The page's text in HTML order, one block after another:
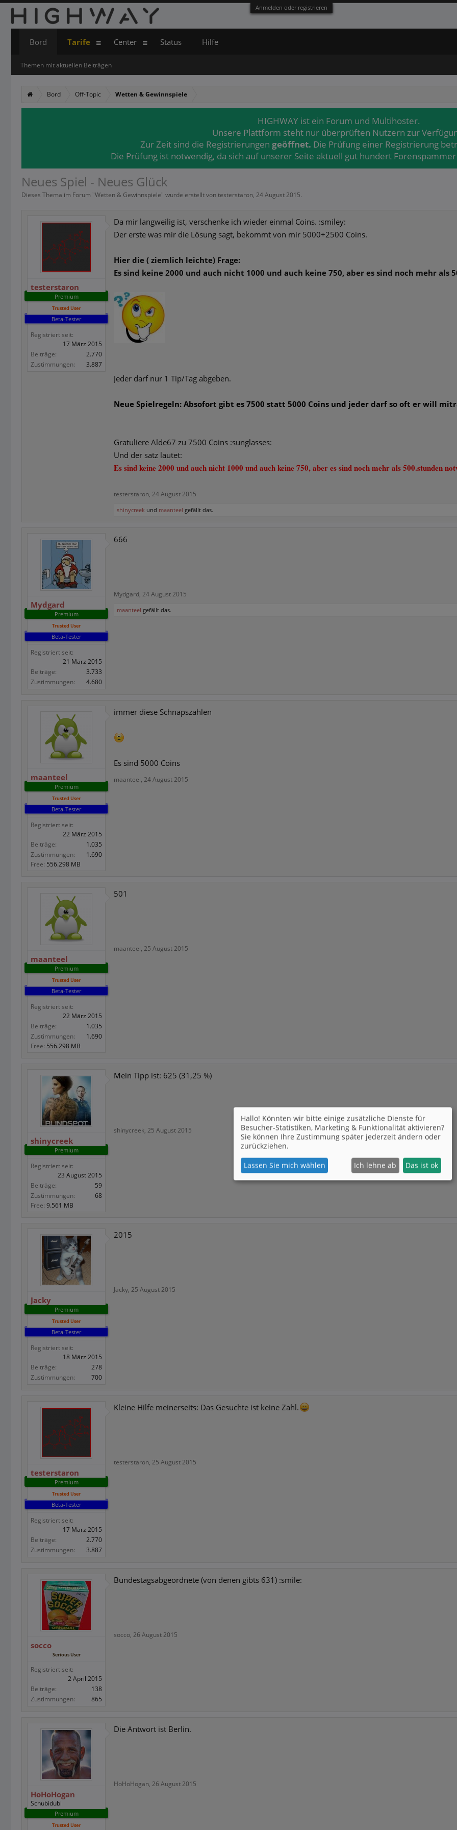
Anmelden oder registrieren
Bord Off-Topic Wetten & Gewinnspiele
HIGHWAY ist ein Forum und Multihoster.
Unsere Plattform steht nur überprüften Nutzern zur
Zur Zeit sind die Registrierungen geöffnet. Die Prüfung einer Registrierung
Die Prüfung ist notwendig, da sich auf unserer Seite aktuell gut hundert
Neues Spiel - Neues Glück
Dieses Thema im Forum "Wetten & Gewinnspiele" wurde erstellt vontesterstaron, 24 August 2015.
testerstaron
Premium
Trusted User
Beta-Tester
Registriert seit:
17 März 2015
Beiträge:
2.770
Zustimmungen:
3.887
Da mir langweilig ist, verschenke ich wieder einmal Coins. :smiley:
Der erste was mir die Lösung sagt, bekommt von mir 5000+2500 Coins.
Hier die ( ziemlich leichte) Frage:
Es sind keine 2000 und auch nicht 1000 und auch keine 750, aber es sind noch mehr als
Jeder darf nur 1 Tip/Tag abgeben.
Neue Spielregeln: Absofort gibt es 7500 statt 5000 Coins und jeder darf so oft er will
Gratuliere Alde67 zu 7500 Coins :sunglasses:
Und der satz lautet:
Es sind keine 2000 und auch nicht 1000 und auch keine 750, aber es sind noch mehr als 500.stunden
testerstaron, 24 August 2015
shinycreek und maanteel gefällt das.
Mydgard
Premium
Trusted User
Beta-Tester
Registriert seit:
21 März 2015
Beiträge:
3.733
Zustimmungen:
4.680
666
Mydgard, 24 August 2015
maanteel gefällt das.
maanteel
Premium
Trusted User
Beta-Tester
Registriert seit:
22 März 2015
Beiträge:
1.035
Zustimmungen:
1.690
Free: 556.298 MB
immer diese Schnapszahlen
Es sind 5000 Coins
maanteel, 24 August 2015
maanteel
Premium
Trusted User
Beta-Tester
Registriert seit:
22 März 2015
Beiträge:
1.035
Zustimmungen:
1.690
Free: 556.298 MB
501
maanteel, 25 August 2015
shinycreek
Premium
Registriert seit:
23 August 2015
Beiträge:
59
Zustimmungen:
68
Free: 9.561 MB
Mein Tipp ist: 625 (31,25 %)
shinycreek, 25 August 2015
Jacky
Premium
Trusted User
Beta-Tester
Registriert seit:
18 März 2015
Beiträge:
278
Zustimmungen:
700
2015
Jacky, 25 August 2015
testerstaron
Premium
Trusted User
Beta-Tester
Registriert seit:
17 März 2015
Beiträge:
2.770
Zustimmungen:
3.887
Kleine Hilfe meinerseits: Das Gesuchte ist keine Zahl.
testerstaron, 25 August 2015
socco
Serious User
Registriert seit:
2 April 2015
Beiträge:
138
Zustimmungen:
865
Bundestagsabgeordnete (von denen gibts 631) :smile:
socco, 26 August 2015
HoHoHogan
Schubidubi
Premium
Trusted User
Die Antwort ist Berlin.
HoHoHogan, 26 August 2015
Bord
Themen mit aktuellen Beiträgen
Tarife Center Status Hilfe
Hallo! Könnten wir bitte einige zusätzliche Dienste für
Besucher-Statistiken, Marketing & Funktionalität aktivieren?
Sie können Ihre Zustimmung später jederzeit ändern oder
zurückziehen.
Lassen Sie mich wählen Ich lehne ab Das ist ok